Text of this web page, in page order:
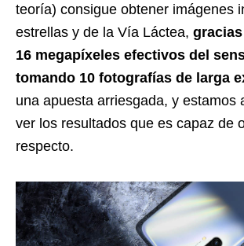
teoría) consigue obtener imágenes
estrellas y de la Vía Láctea,
16 megapíxeles efectivos del
tomando 10 fotografías de larga
una apuesta arriesgada, y estamos
ver los resultados que es capaz de
respecto.